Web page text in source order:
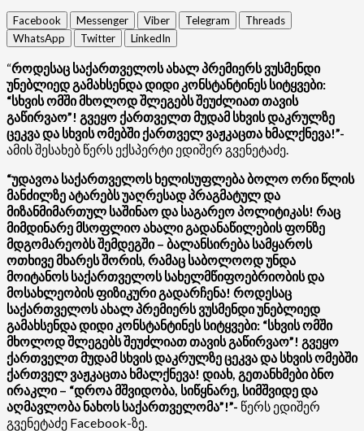
Facebook Messenger Viber Telegram
Threads
WhatsApp
Twitter LinkedIn
“როდესაც საქართველოს ახალ პრემიერს ვუსმენდი
უნებლიედ გამახსენდა დიდი კონსტანტინეს სიტყვები:
“სხვის ომში მხოლოდ შლეგებს შეუძლიათ თავის
გაწირვაო”! გვეყო ქართველთ მუდამ სხვის დაკრულზე
ცეკვა და სხვის ომებში ქართველ ვაჟკაცთა ხმალქნევა!”-
ამის შესახებ წერს ექსპერტი ედიშერ გვენეტაძე.
“უდავოა საქართველოს ხელისუფლება ბოლო ორი წლის
მანძილზე ატარებს უაღრესად პრაგმატულ და
მიზანმიმართულ საშინაო და საგარეო პოლიტიკას! რაც
მიმდინარე მსოფლიო ახალი გადანაწილების ფონზე
მდგომარეობს შემდეგში – ბალანსირება სამყაროს
ოთხივე მხარეს შორის, რამაც საბოლოოდ უნდა
მოიტანოს საქართველოს სახელმწიფოებრიობის და
მოსახლეობის ფიზიკური გადარჩენა! როდესაც
საქართველოს ახალ პრემიერს ვუსმენდი უნებლიედ
გამახსენდა დიდი კონსტანტინეს სიტყვები: “სხვის ომში
მხოლოდ შლეგებს შეუძლიათ თავის გაწირვაო”! გვეყო
ქართველთ მუდამ სხვის დაკრულზე ცეკვა და სხვის ომებში
ქართველ ვაჟკაცთა ხმალქნევა! დიახ, გეთანხმები ბნო
ირაკლი – “დროა მშვიდობა, სიწყნარე, სიმშვიდე და
აღმავლობა ნახოს საქართველომა”!”- წერს ედიშერ
გვენეტაძე Facebook-ზე.